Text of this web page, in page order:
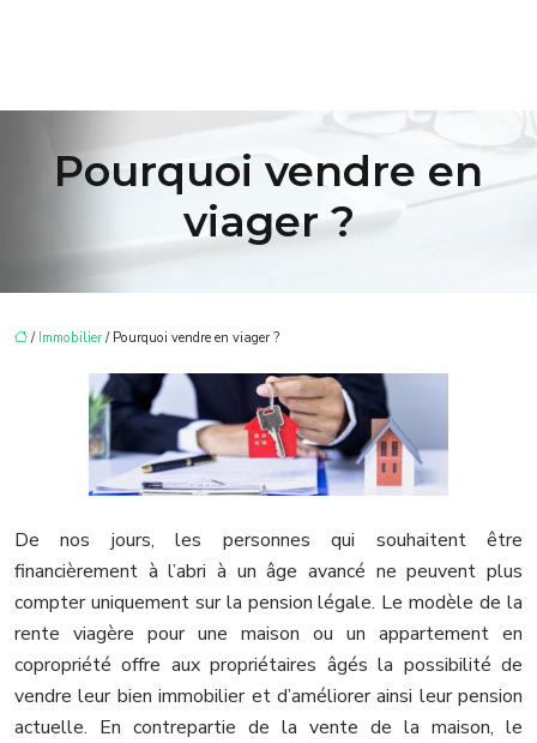
Pourquoi vendre en
viager ?
/ Immobilier / Pourquoi vendre en viager ?
De nos jours, les personnes qui souhaitent être
financièrement à l’abri à un âge avancé ne peuvent plus
compter uniquement sur la pension légale. Le modèle de la
rente viagère pour une maison ou un appartement en
copropriété offre aux propriétaires âgés la possibilité de
vendre leur bien immobilier et d’améliorer ainsi leur pension
actuelle. En contrepartie de la vente de la maison, le